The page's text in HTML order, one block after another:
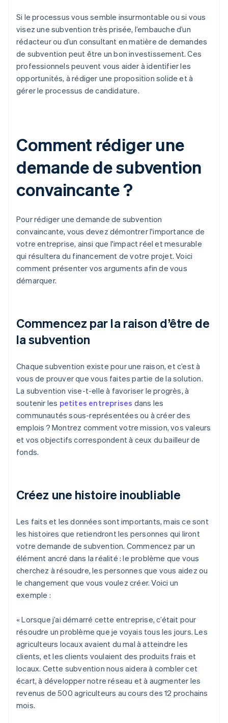
Si le processus vous semble insurmontable ou si vous
visez une subvention très prisée, l’embauche d’un
rédacteur ou d’un consultant en matière de demandes
de subvention peut être un bon investissement. Ces
professionnels peuvent vous aider à identifier les
opportunités, à rédiger une proposition solide et à
gérer le processus de candidature.
Comment rédiger une
demande de subvention
convaincante ?
Pour rédiger une demande de subvention
convaincante, vous devez démontrer l'importance de
votre entreprise, ainsi que l'impact réel et mesurable
qui résultera du financement de votre projet. Voici
comment présenter vos arguments afin de vous
démarquer.
Commencez par la raison d’être de
la subvention
Chaque subvention existe pour une raison, et c’est à
vous de prouver que vous faites partie de la solution.
La subvention vise-t-elle à favoriser le progrès, à
soutenir les petites entreprises dans les
communautés sous-représentées ou à créer des
emplois ? Montrez comment votre mission, vos valeurs
et vos objectifs correspondent à ceux du bailleur de
fonds.
Créez une histoire inoubliable
Les faits et les données sont importants, mais ce sont
les histoires que retiendront les personnes qui liront
votre demande de subvention. Commencez par un
élément ancré dans la réalité : le problème que vous
cherchez à résoudre, les personnes que vous aidez ou
le changement que vous voulez créer. Voici un
exemple :
« Lorsque j’ai démarré cette entreprise, c’était pour
résoudre un problème que je voyais tous les jours. Les
agriculteurs locaux avaient du mal à atteindre les
clients, et les clients voulaient des produits frais et
locaux. Cette subvention nous aidera à combler cet
écart, à développer notre réseau et à augmenter les
revenus de 500 agriculteurs au cours des 12 prochains
mois.